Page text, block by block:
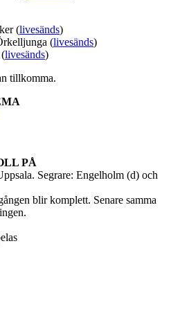
(livesänds)
(livesänds)
livesänds)
tillkomma.
PÅ
Segrare: Engelholm (d) och
blir komplett. Senare samma